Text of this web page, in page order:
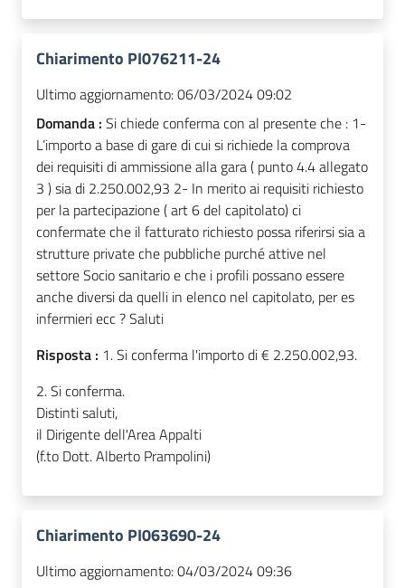
Chiarimento PI076211-24
Ultimo aggiornamento:06/03/2024 09:02
Domanda : Si chiede conferma con al presente che : 1-
L’importo a base di gare di cui si richiede la comprova
dei requisiti di ammissione alla gara ( punto 4.4 allegato
3 ) sia di 2.250.002,93 2- In merito ai requisiti richiesto
per la partecipazione ( art 6 del capitolato) ci
confermate che il fatturato richiesto possa riferirsi sia a
strutture private che pubbliche purché attive nel
settore Socio sanitario e che i profili possano essere
anche diversi da quelli in elenco nel capitolato, per es
infermieri ecc ? Saluti
Risposta : 1. Si conferma l'importo di € 2.250.002,93.
2. Si conferma.
Distinti saluti,
il Dirigente dell'Area Appalti
(f.to Dott. Alberto Prampolini)
Chiarimento PI063690-24
Ultimo aggiornamento:04/03/2024 09:36